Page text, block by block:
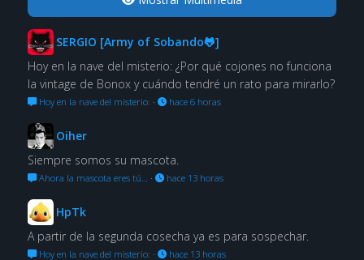
SERGIO [Army of Sobando🐸]
Hoy en la nave del misterio: ¿Por qué cojones no funciona
la vintage de Bonox y cuándo tendré un rato para mirarlo?
Hoy en la nave del misterio: · hace 6 horas
Oiher
Siempre somos su mascota.
Ahora la mascota eres tú… · hace 13 horas
HpTk
A partir de la segunda cosecha ya es para sospechar.
Hoy en la nave del misterio: · hace 13 horas